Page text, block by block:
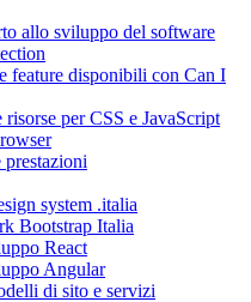
allo sviluppo del software
feature disponibili con Can I
per CSS e JavaScript
system .italia
Bootstrap Italia
React
Angular
di sito e servizi